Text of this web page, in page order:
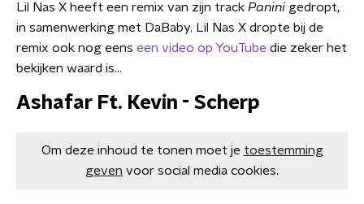
Lil Nas X heeft een remix van zijn track Panini gedropt,
in samenwerking met DaBaby. Lil Nas X dropte bij de
remix ook nog eens een video op YouTube die zeker het
bekijken waard is...
Ashafar Ft. Kevin - Scherp
Om deze inhoud te tonen moet je toestemming
geven voor social media cookies.